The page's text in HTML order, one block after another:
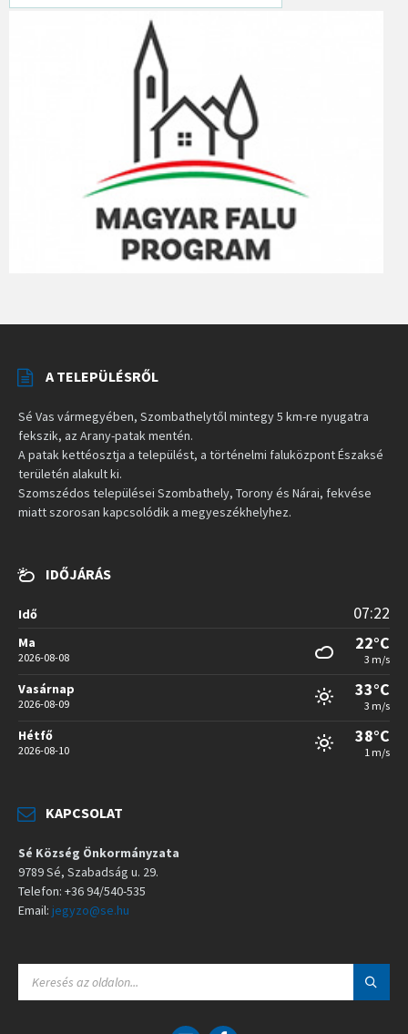
A TELEPÜLÉSRŐL
Sé Vas vármegyében, Szombathelytől mintegy 5 km-re nyugatra
fekszik, az Arany-patak mentén.
A patak kettéosztja a települést, a történelmi faluközpont Északsé
területén alakult ki.
Szomszédos települései Szombathely, Torony és Nárai, fekvése
miatt szorosan kapcsolódik a megyeszékhelyhez.
IDŐJÁRÁS
Idő 07:22
Ma
2026-08-08
22°C
3 m/s
Vasárnap
2026-08-09
33°C
3 m/s
Hétfő
2026-08-10
38°C
1 m/s
KAPCSOLAT
Sé Község Önkormányzata
9789 Sé, Szabadság u. 29.
Telefon: +36 94/540-535
Email: jegyzo@se.hu
A